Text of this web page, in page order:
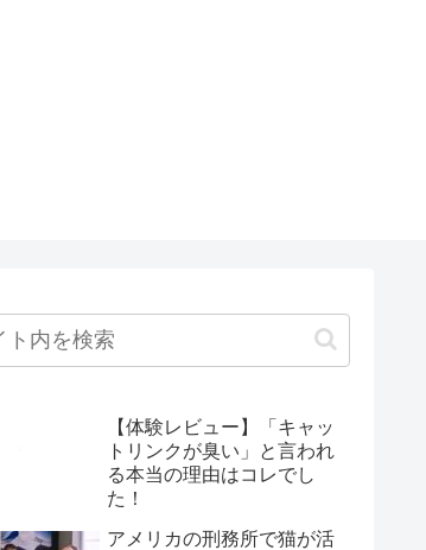
【体験レビュー】「キャッ
トリンクが臭い」と言われ
る本当の理由はコレでし
た！
アメリカの刑務所で猫が活